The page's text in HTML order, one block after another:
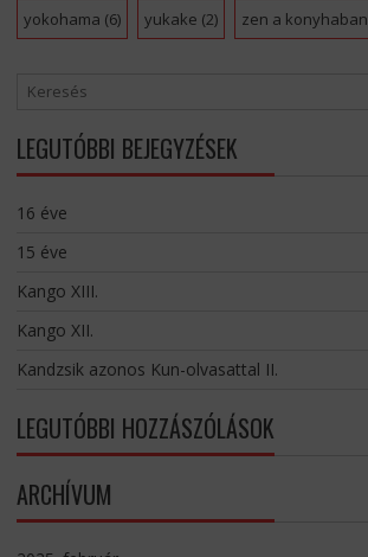
yokohama (6) yukake (2) zen a konyhaban
LEGUTÓBBI BEJEGYZÉSEK
16 éve
15 éve
Kango XIII.
Kango XII.
Kandzsik azonos Kun-olvasattal II.
LEGUTÓBBI HOZZÁSZÓLÁSOK
ARCHÍVUM